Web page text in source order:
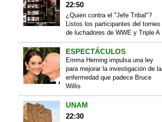
22:50
¿Quien contra el "Jefe Tribal"?
Listos los participantes del torneo
de luchadores de WWE y Triple A
ESPECTÁCULOS
Emma Heming impulsa una ley
para mejorar la investigación de la
enfermedad que padece Bruce
Willis
UNAM
22:30